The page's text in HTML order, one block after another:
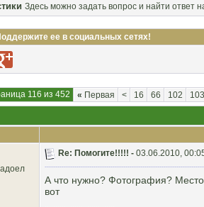
Здесь можно задать вопрос и найти ответ
ее в социальных сетях!
116 из 452 « Первая < 16 66 102 103
Re: Помогите!!!!! - 03.06.2010,
А что нужно? Фотография?
вот